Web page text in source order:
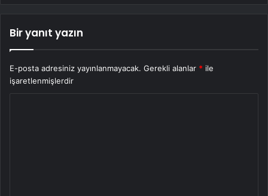
Bir yanıt yazın
E-posta adresiniz yayınlanmayacak. Gerekli alanlar * ile
işaretlenmişlerdir